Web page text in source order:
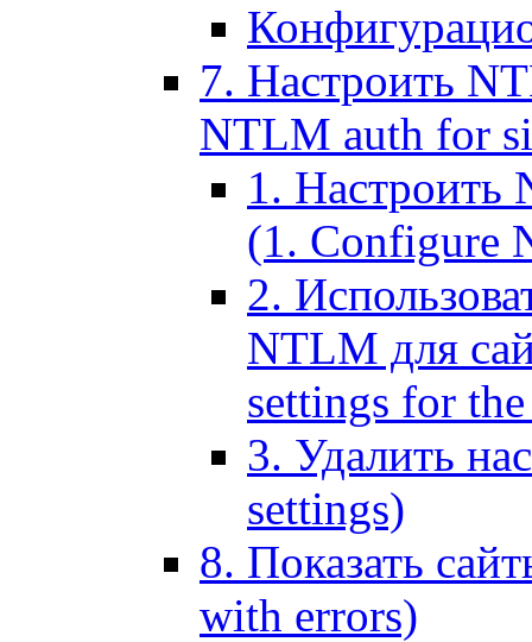
7. Настроить
NTLM auth for
1. Настроить
(1. Configure
2.
NTLM для
settings for
3. Удалить
settings)
8. Показать
with errors)